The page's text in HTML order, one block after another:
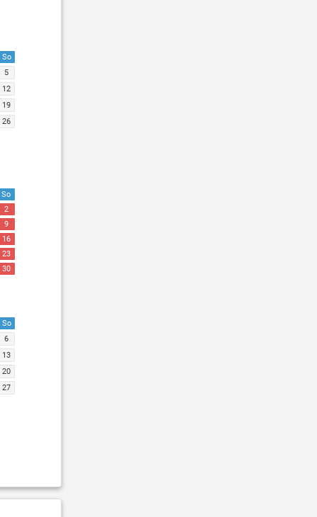
So
5
12
19
26
So
2
9
16
23
30
So
6
13
20
27